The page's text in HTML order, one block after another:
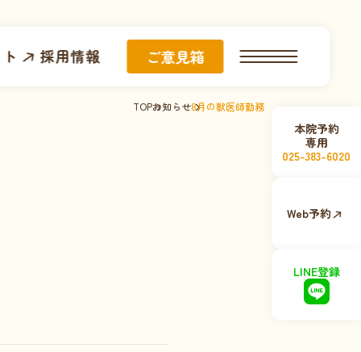
採用情報 ご意見箱
本院予約
専用
025-383-6020
Web予約
LINE登録
TOPお知らせ8月の獣医師勤務